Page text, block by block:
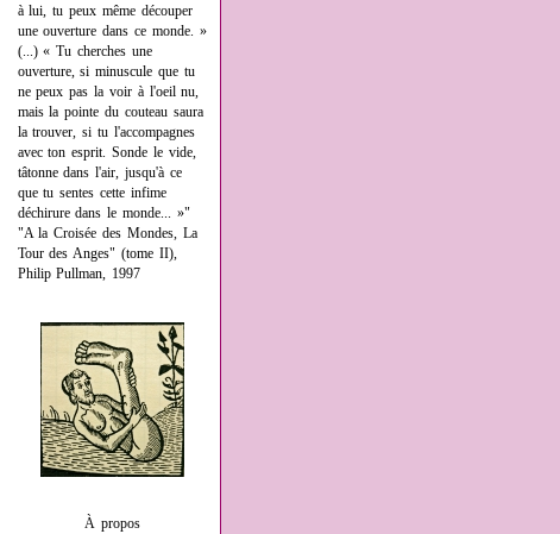
à lui, tu peux même découper
une ouverture dans ce monde. »
(...) « Tu cherches une
ouverture, si minuscule que tu
ne peux pas la voir à l'oeil nu,
mais la pointe du couteau saura
la trouver, si tu l'accompagnes
avec ton esprit. Sonde le vide,
tâtonne dans l'air, jusqu'à ce
que tu sentes cette infime
déchirure dans le monde... »"
"A la Croisée des Mondes, La
Tour des Anges" (tome II),
Philip Pullman, 1997
À propos